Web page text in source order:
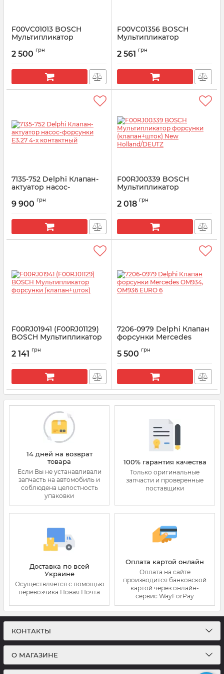
F00VC01013 BOSCH
Мультипликатор
CITROEN/PEUGEOT/SUZUKI
Артикул: F00VC01013
2 500 грн
F00VC01356 BOSCH
Мультипликатор
0445110307
Артикул: F00VC01356
2 561 грн
7135-752 Delphi Клапан-
актуатор насос-
контактный
Артикул: 7135-752
9 900 грн
F00RJ00339 BOSCH
Мультипликатор
New Holland/DEUTZ
Артикул: F00RJ00339
2 018 грн
F00RJ01941 (F00RJ01129)
BOSCH Мультипликатор
Артикул:
2 141 грн
7206-0979 Delphi Клапан
форсунки Mercedes
Артикул: 7206-0979
5 500 грн
14 дней на возврат
товара
Если Вы не устанавливали
запчасть на автомобиль и
соблюдена целостность
упаковки
100% гарантия качества
Только оригинальные
запчасти и проверенные
поставщики
Доставка по всей
Украине
Осуществляется с помощью
перевозчика Новая Почта
Оплата картой онлайн
Оплата на сайте
производится банковской
картой через онлайн-
сервис WayForPay
КОНТАКТЫ
О МАГАЗИНЕ